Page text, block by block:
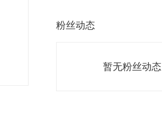
粉丝动态
暂无粉丝动态